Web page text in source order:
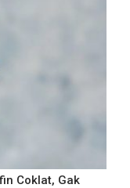
Coklat, Gak